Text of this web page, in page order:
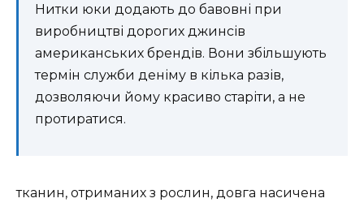
Нитки юки додають до бавовні при
виробництві дорогих джинсів
американських брендів. Вони збільшують
термін служби деніму в кілька разів,
дозволяючи йому красиво старіти, а не
протиратися.
тканин, отриманих з рослин, довга насичена